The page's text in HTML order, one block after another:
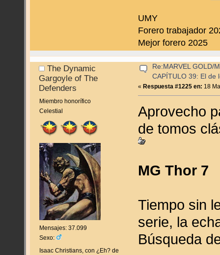
UMY
Forero trabajador
Mejor forero 2025
The Dynamic
Gargoyle of The
Defenders
Miembro honorífico
Celestial
Mensajes: 37.099
Sexo:
Isaac Christians, con ¿Eh? de
Re:MARVEL GOLD/
CAPÍTULO 39: El de
«Respuesta #1225 en: 18
Aprovecho
de tomos
MG Thor 7
Tiempo sin
serie, la
Búsqueda